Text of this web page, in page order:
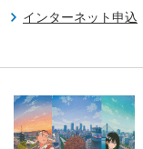
インターネット申込